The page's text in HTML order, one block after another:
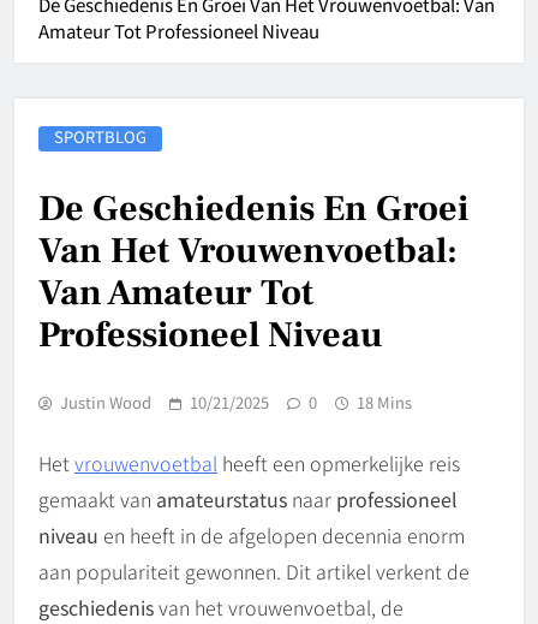
Amateur Tot Professioneel Niveau
SPORTBLOG
De Geschiedenis En Groei
Van Het Vrouwenvoetbal:
Van Amateur Tot
Professioneel Niveau
Justin Wood 10/21/2025 0 18 Mins
Hetvrouwenvoetbal heeft een opmerkelijke reis
gemaakt van amateurstatus naar professioneel
niveau en heeft in de afgelopen decennia enorm
aan populariteit gewonnen. Dit artikel verkent de
geschiedenisvan het vrouwenvoetbal, de